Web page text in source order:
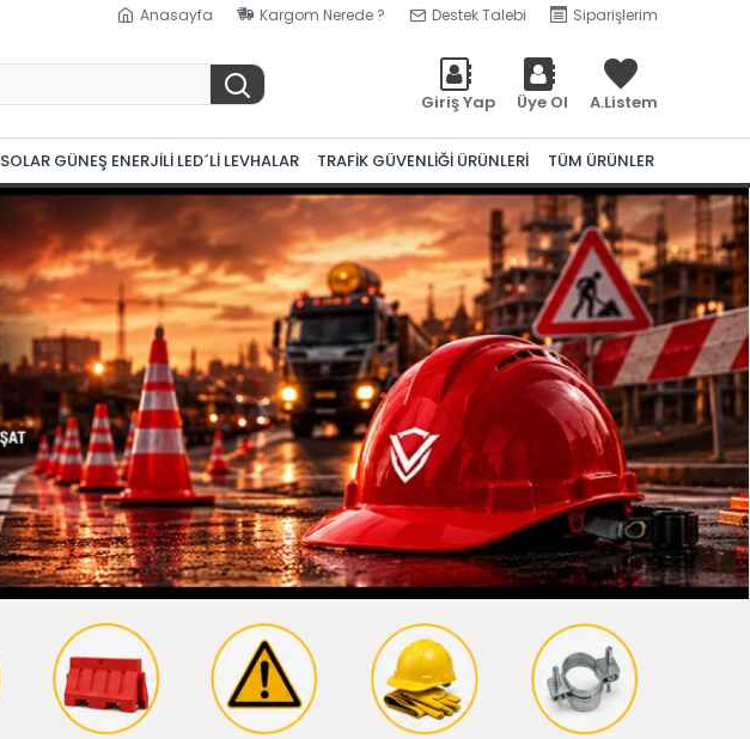
Anasayfa Kargom Nerede ? Destek Talebi Siparişlerim
Giriş Yap Üye Ol A.Listem
SOLAR GÜNEŞ ENERJİLİ LED´Lİ LEVHALAR TRAFİK GÜVENLİĞİ ÜRÜNLERİ TÜM ÜRÜNLER